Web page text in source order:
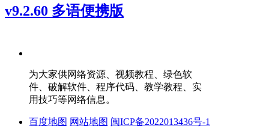
v9.2.60 多语便携版
为大家供网络资源、视频教程、绿色软
件、破解软件、程序代码、教学教程、实
用技巧等网络信息。
百度地图 网站地图 闽ICP备2022013436号-1